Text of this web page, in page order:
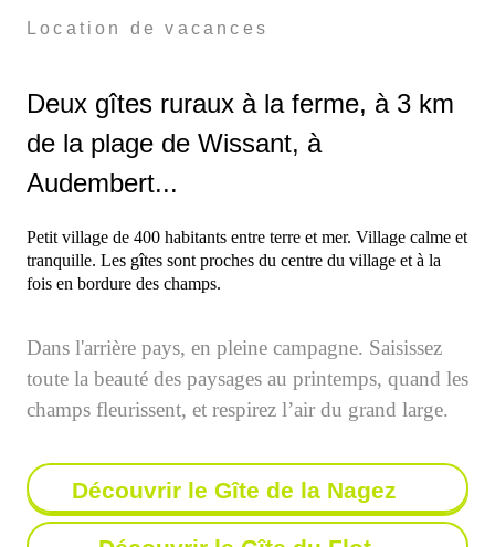
Location de vacances
Deux gîtes ruraux à la ferme, à 3 km
de la plage de Wissant, à
Audembert...
Petit village de 400 habitants entre terre et mer. Village calme et
tranquille. Les gîtes sont proches du centre du village et à la
fois en bordure des champs.
Dans l'arrière pays, en pleine campagne. Saisissez
toute la beauté des paysages au printemps, quand les
champs fleurissent, et respirez l’air du grand large.
Découvrir le Gîte de la Nagez
Sport facile avecles